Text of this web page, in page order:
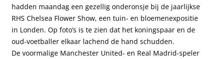
hadden maandag een gezellig onderonsje bij de jaarlijkse
RHS Chelsea Flower Show, een tuin- en bloemenexpositie
in Londen. Op foto’s is te zien dat het koningspaar en de
oud-voetballer elkaar lachend de hand schudden.
De voormalige Manchester United- en Real Madrid-speler